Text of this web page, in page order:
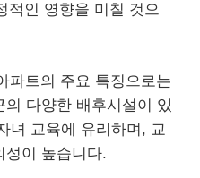
적인 영향을 미칠 것으
파트의 주요 특징으로는
다양한 배후시설이 있
녀 교육에 유리하며, 교
성이 높습니다.